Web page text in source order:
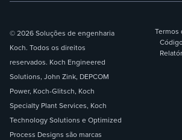
© 2026 Soluções de engenharia
Koch. Todos os direitos
reservados. Koch Engineered
Solutions, John Zink, DEPCOM
Power, Koch-Glitsch, Koch
Specialty Plant Services, Koch
Technology Solutions e Optimized
Process Designs são marcas
Termos